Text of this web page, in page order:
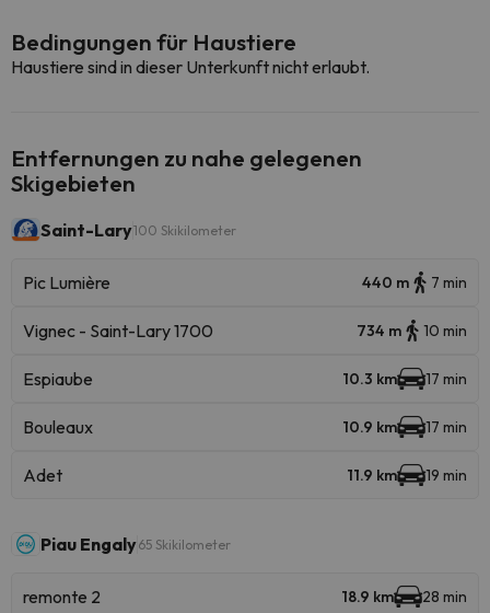
Bedingungen für Haustiere
Haustiere sind in dieser Unterkunft nicht erlaubt.
Entfernungen zu nahe gelegenen
Skigebieten
Saint-Lary100 Skikilometer
Pic Lumière 440 m 7 min
Vignec - Saint-Lary 1700 734 m 10 min
Espiaube 10.3 km 17 min
Bouleaux 10.9 km 17 min
Adet 11.9 km 19 min
Piau Engaly65 Skikilometer
remonte 2 18.9 km 28 min